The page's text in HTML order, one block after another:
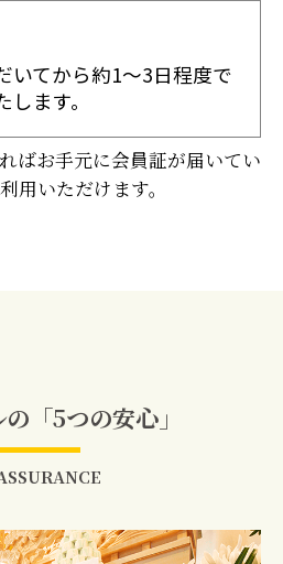
いてから約1～3日程度で
ます。
ばお手元に会員証が届いてい
用いただけます。
「5つの安心」